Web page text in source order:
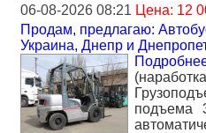
06-08-2026 08:21 Цена: 12
Продам, предлагаю:
Украина, Днепр и
подъема